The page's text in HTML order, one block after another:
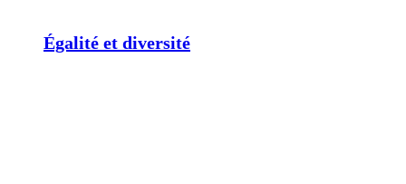
Égalité et diversité